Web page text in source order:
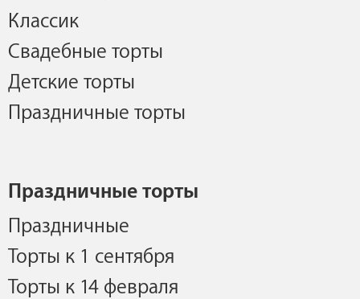
Классик
Свадебные торты
Детские торты
Праздничные торты
Праздничные торты
Праздничные
Торты к 1 сентября
Торты к 14 февраля